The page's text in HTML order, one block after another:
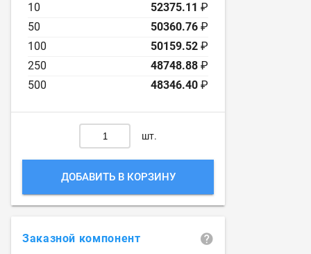
10
52375.11 ₽
50
50360.76 ₽
100
50159.52 ₽
250
48748.88 ₽
500
48346.40 ₽
шт.
ДОБАВИТЬ В КОРЗИНУ
Заказной компонент